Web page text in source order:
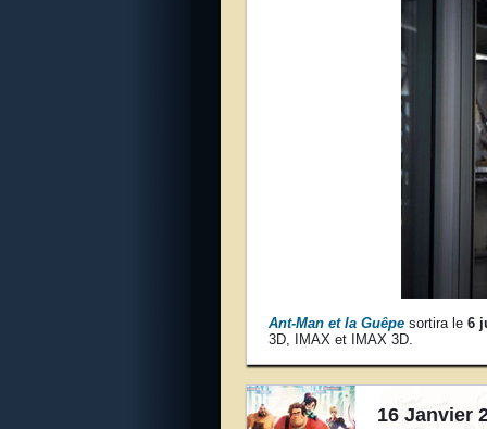
Ant-Man et la Guêpesortira le 6
3D, IMAX et IMAX 3D.
16 Janvier